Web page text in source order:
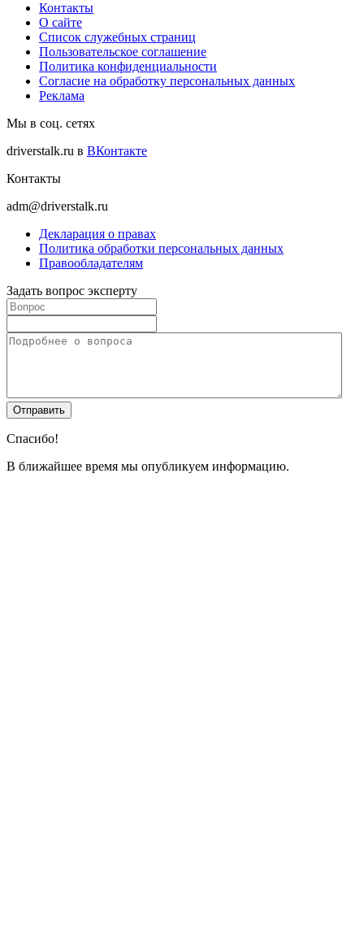
Контакты
О сайте
Список служебных страниц
Пользовательское соглашение
Политика конфиденциальности
Согласие на обработку персональных данных
Реклама
Мы в соц. сетях
driverstalk.ru в ВКонтакте
Контакты
adm@driverstalk.ru
Декларация о правах
Политика обработки персональных данных
Правообладателям
Задать вопрос эксперту
Спасибо!
В ближайшее время мы опубликуем информацию.